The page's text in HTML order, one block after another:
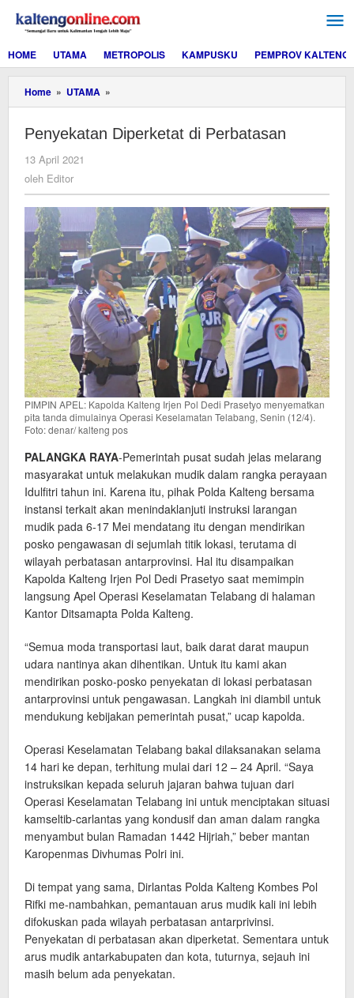
konten
HOME
UTAMA METROPOLIS KAMPUSKU PEMPROV KALTENG
Home » UTAMA »
Diperketat
Perbatasan
Penyekatan Diperketat di Perbatasan
13 April 2021
oleh Editor
PIMPIN APEL: Kapolda Kalteng Irjen Pol Dedi Prasetyo menyematkan
pita tanda dimulainya Operasi Keselamatan Telabang, Senin (12/4).
Foto: denar/ kalteng pos
PALANGKA RAYA-Pemerintah pusat sudah jelas melarang
masyarakat untuk melakukan mudik dalam rangka perayaan
Idulfitri tahun ini. Karena itu, pihak Polda Kalteng bersama
instansi terkait akan menindaklanjuti instruksi larangan
mudik pada 6-17 Mei mendatang itu dengan mendirikan
posko pengawasan di sejumlah titik lokasi, terutama di
wilayah perbatasan antarprovinsi. Hal itu disampaikan
Kapolda Kalteng Irjen Pol Dedi Prasetyo saat memimpin
langsung Apel Operasi Keselamatan Telabang di halaman
Kantor Ditsamapta Polda Kalteng.
“Semua moda transportasi laut, baik darat darat maupun
udara nantinya akan dihentikan. Untuk itu kami akan
mendirikan posko-posko penyekatan di lokasi perbatasan
antarprovinsi untuk pengawasan. Langkah ini diambil untuk
mendukung kebijakan pemerintah pusat,” ucap kapolda.
Operasi Keselamatan Telabang bakal dilaksanakan selama
14 hari ke depan, terhitung mulai dari 12 – 24 April. “Saya
instruksikan kepada seluruh jajaran bahwa tujuan dari
Operasi Keselamatan Telabang ini untuk menciptakan situasi
kamseltib-carlantas yang kondusif dan aman dalam rangka
menyambut bulan Ramadan 1442 Hijriah,” beber mantan
Karopenmas Divhumas Polri ini.
Di tempat yang sama, Dirlantas Polda Kalteng Kombes Pol
Rifki me-nambahkan, pemantauan arus mudik kali ini lebih
difokuskan pada wilayah perbatasan antarprivinsi.
Penyekatan di perbatasan akan diperketat. Sementara untuk
arus mudik antarkabupaten dan kota, tuturnya, sejauh ini
masih belum ada penyekatan.